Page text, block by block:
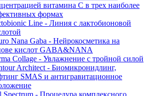
витамина C в трех наиболее
формах
Line - Линия с лактобионовой
Nana Gaba - Нейрокосметика на
кислот GABA&NANA
Collage - Увлажнение с тройной силой
Architect - Биомикронидлинг,
SMAS и антигравитационное
Spectrum - Процедура комплексного